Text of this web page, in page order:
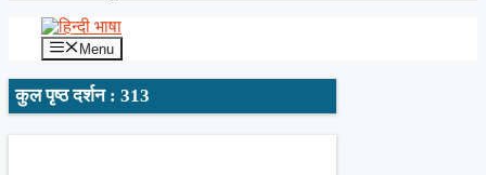
Menu
कुल पृष्ठ दर्शन : 313